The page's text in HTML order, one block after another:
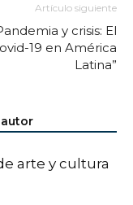
Artículo siguiente
y crisis: El
19 en América
Latina”
arte y cultura